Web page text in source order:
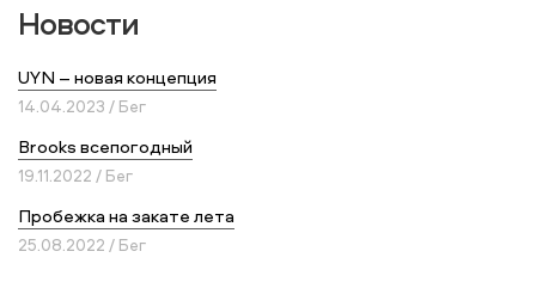
Новости
UYN – новая концепция
14.04.2023 / Бег
Brooks всепогодный
19.11.2022 / Бег
Пробежка на закате лета
25.08.2022 / Бег